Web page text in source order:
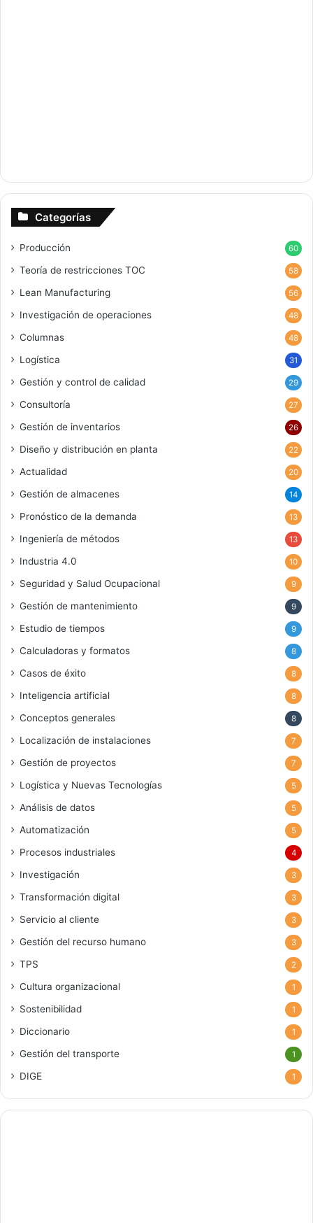
Categorías
Producción 60
Teoría de restricciones TOC 58
Lean Manufacturing 56
Investigación de operaciones 48
Columnas 48
Logística 31
Gestión y control de calidad 29
Consultoría 27
Gestión de inventarios 26
Diseño y distribución en planta 22
Actualidad 20
Gestión de almacenes 14
Pronóstico de la demanda 13
Ingeniería de métodos 13
Industria 4.0 10
Seguridad y Salud Ocupacional 9
Gestión de mantenimiento 9
Estudio de tiempos 9
Calculadoras y formatos 8
Casos de éxito 8
Inteligencia artificial 8
Conceptos generales 8
Localización de instalaciones 7
Gestión de proyectos 7
Logística y Nuevas Tecnologías 5
Análisis de datos 5
Automatización 5
Procesos industriales 4
Investigación 3
Transformación digital 3
Servicio al cliente 3
Gestión del recurso humano 3
TPS 2
Cultura organizacional 1
Sostenibilidad 1
Diccionario 1
Gestión del transporte 1
DIGE 1